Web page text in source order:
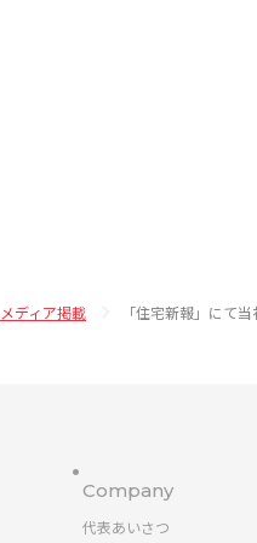
メディア掲載 「住宅新報」にて
Company
代表あいさつ